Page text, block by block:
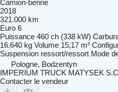
Camion-benne
2018
321.000 km
Euro 6
Puissance 460 ch (338 kW)
16.640 kg Volume 15,17 m³
Suspension ressort/ressort Mode
Pologne, Bodzentyn
IMPERIUM TRUCK MATYSEK
Contacter le vendeur